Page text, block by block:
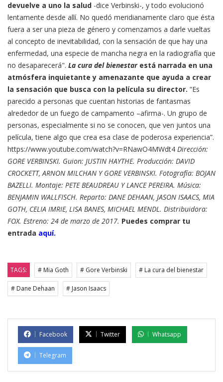
devuelve a uno la salud -dice Verbinski-, y todo evolucionó
lentamente desde allí. No quedó meridianamente claro que ésta
fuera a ser una pieza de género y comenzamos a darle vueltas
al concepto de inevitabilidad, con la sensación de que hay una
enfermedad, una especie de mancha negra en la radiografía que
no desaparecerá". La cura del bienestarestá narrada en una
atmósfera inquietante y amenazante que ayuda a crear
la sensación que busca con la película su director. “Es
parecido a personas que cuentan historias de fantasmas
alrededor de un fuego de campamento –afirma-. Un grupo de
personas, especialmente si no se conocen, que ven juntos una
película, tiene algo que crea esa clase de poderosa experiencia”.
https://www.youtube.com/watch?v=RNawO4MWdt4 Dirección:
GORE VERBINSKI. Guion: JUSTIN HAYTHE. Producción: DAVID
CROCKETT, ARNON MILCHAN Y GORE VERBINSKI. Fotografía: BOJAN
BAZELLI. Montaje: PETE BEAUDREAU Y LANCE PEREIRA. Música:
BENJAMIN WALLFISCH. Reparto: DANE DEHAAN, JASON ISAACS, MIA
GOTH, CELIA IMRIE, LISA BANES, MICHAEL MENDL. Distribuidora:
FOX. Estreno: 24 de marzo de 2017. Puedes comprar tu
entrada aquí.
TAGS: # Mia Goth # Gore Verbinski # La cura del bienestar
# Dane Dehaan # Jason Isaacs
Facebook Twitter Whatsapp
Telegram